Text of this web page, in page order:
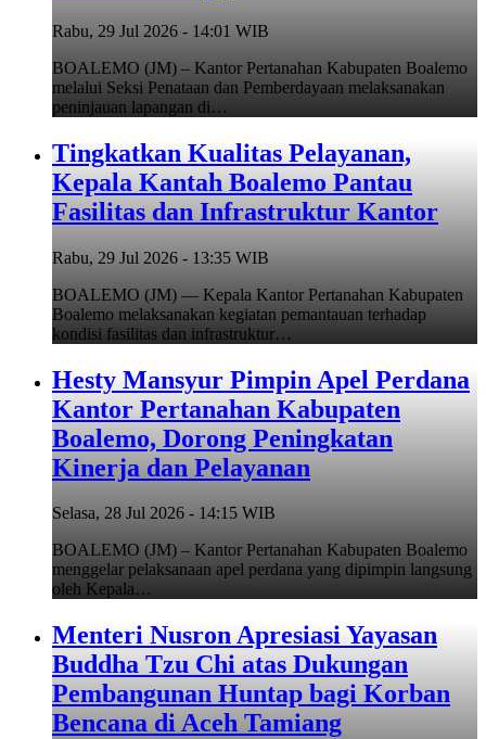
Rabu, 29 Jul 2026 - 14:01 WIB
BOALEMO (JM) – Kantor Pertanahan Kabupaten Boalemo
melalui Seksi Penataan dan Pemberdayaan melaksanakan
peninjauan lapangan di…
Tingkatkan Kualitas Pelayanan,
Kepala Kantah Boalemo Pantau
Fasilitas dan Infrastruktur Kantor
Rabu, 29 Jul 2026 - 13:35 WIB
BOALEMO (JM) — Kepala Kantor Pertanahan Kabupaten
Boalemo melaksanakan kegiatan pemantauan terhadap
kondisi fasilitas dan infrastruktur…
Hesty Mansyur Pimpin Apel Perdana
Kantor Pertanahan Kabupaten
Boalemo, Dorong Peningkatan
Kinerja dan Pelayanan
Selasa, 28 Jul 2026 - 14:15 WIB
BOALEMO (JM) – Kantor Pertanahan Kabupaten Boalemo
menggelar pelaksanaan apel perdana yang dipimpin langsung
oleh Kepala…
Menteri Nusron Apresiasi Yayasan
Buddha Tzu Chi atas Dukungan
Pembangunan Huntap bagi Korban
Bencana di Aceh Tamiang